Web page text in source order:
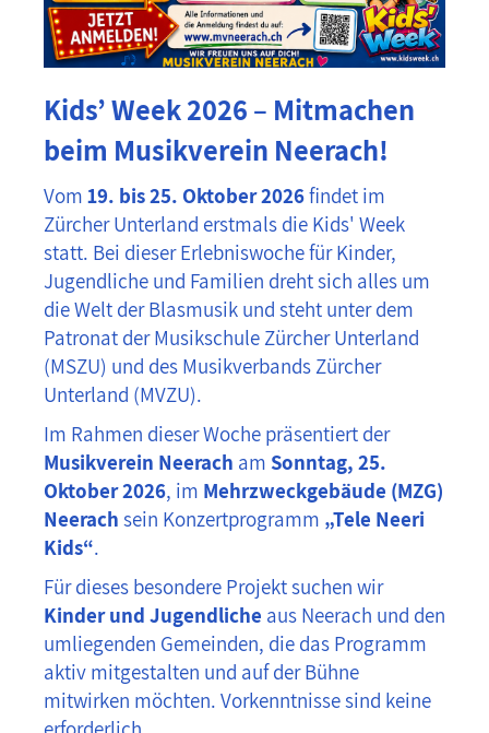
Kids’ Week 2026 – Mitmachen
beim Musikverein Neerach!
Vom 19. bis 25. Oktober 2026findet im
Zürcher Unterland erstmals die Kids' Week
statt. Bei dieser Erlebniswoche für Kinder,
Jugendliche und Familien dreht sich alles um
die Welt der Blasmusik und steht unter dem
Patronat der Musikschule Zürcher Unterland
(MSZU) und des Musikverbands Zürcher
Unterland (MVZU).
Im Rahmen dieser Woche präsentiert der
Musikverein Neerach am Sonntag, 25.
Oktober 2026, im Mehrzweckgebäude (MZG)
Neerach sein Konzertprogramm „Tele Neeri
Kids“.
Für dieses besondere Projekt suchen wir
Kinder und Jugendliche aus Neerach und den
umliegenden Gemeinden, die das Programm
aktiv mitgestalten und auf der Bühne
mitwirken möchten. Vorkenntnisse sind keine